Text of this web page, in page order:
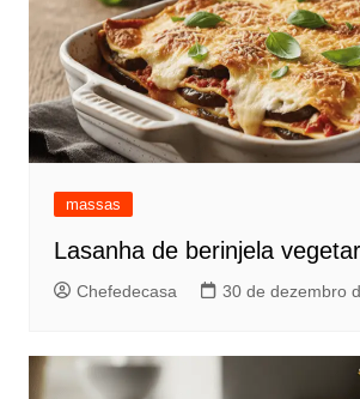
massas
Lasanha de berinjela
Chefedecasa 30 de dezembro